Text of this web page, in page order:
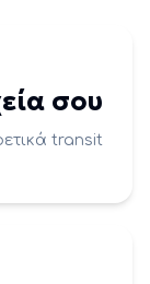
σου
transit